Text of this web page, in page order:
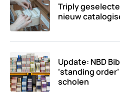
Triply
nieuw
Update: NBD
‘standing
scholen